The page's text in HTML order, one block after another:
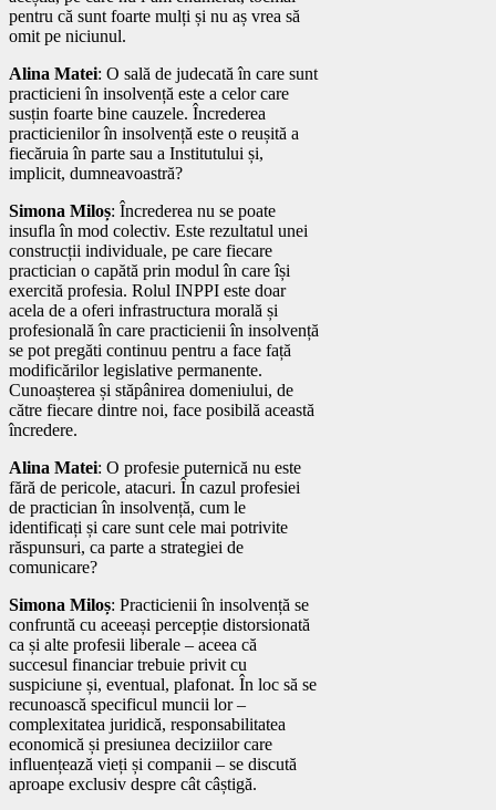
pentru că sunt foarte mulți și nu aș vrea să
omit pe niciunul.
Alina Matei: O sală de judecată în care sunt
practicieni în insolvență este a celor care
susțin foarte bine cauzele. Încrederea
practicienilor în insolvență este o reușită a
fiecăruia în parte sau a Institutului și,
implicit, dumneavoastră?
Simona Miloș: Încrederea nu se poate
insufla în mod colectiv. Este rezultatul unei
construcții individuale, pe care fiecare
practician o capătă prin modul în care își
exercită profesia. Rolul INPPI este doar
acela de a oferi infrastructura morală și
profesională în care practicienii în insolvență
se pot pregăti continuu pentru a face față
modificărilor legislative permanente.
Cunoașterea și stăpânirea domeniului, de
către fiecare dintre noi, face posibilă această
încredere.
Alina Matei: O profesie puternică nu este
fără de pericole, atacuri. În cazul profesiei
de practician în insolvență, cum le
identificați și care sunt cele mai potrivite
răspunsuri, ca parte a strategiei de
comunicare?
Simona Miloș: Practicienii în insolvență se
confruntă cu aceeași percepție distorsionată
ca și alte profesii liberale – aceea că
succesul financiar trebuie privit cu
suspiciune și, eventual, plafonat. În loc să se
recunoască specificul muncii lor –
complexitatea juridică, responsabilitatea
economică și presiunea deciziilor care
influențează vieți și companii – se discută
aproape exclusiv despre cât câștigă.